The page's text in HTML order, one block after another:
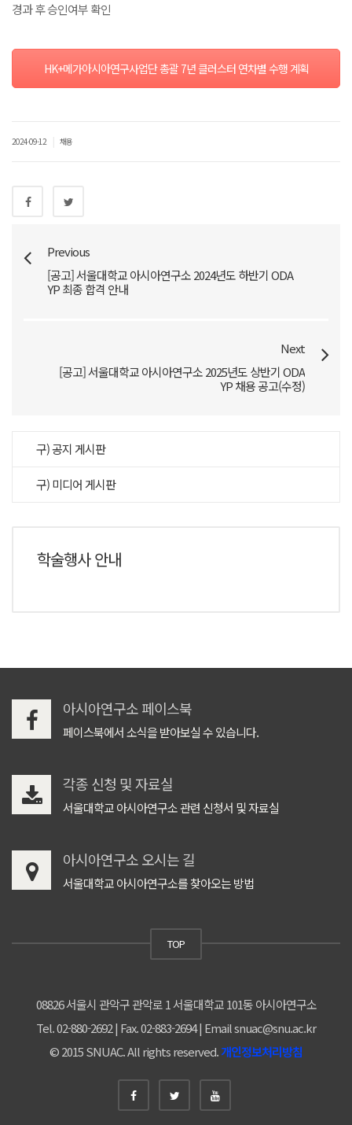
경과 후 승인여부 확인
HK+메가아시아연구사업단 총괄 7년 클러스터 연차별 수행 계획
2024-09-12 채용
Previous
[공고] 서울대학교 아시아연구소 2024년도 하반기 ODA
YP 최종 합격 안내
Next
[공고] 서울대학교 아시아연구소 2025년도 상반기 ODA
YP 채용 공고(수정)
구) 공지 게시판
구) 미디어 게시판
학술행사 안내
아시아연구소 페이스북
페이스북에서 소식을 받아보실 수 있습니다.
각종 신청 및 자료실
서울대학교 아시아연구소 관련 신청서 및 자료실
아시아연구소 오시는 길
서울대학교 아시아연구소를 찾아오는 방법
TOP
08826 서울시 관악구 관악로 1 서울대학교 101동 아시아연구소
Tel. 02-880-2692 | Fax. 02-883-2694 | Email snuac@snu.ac.kr
© 2015 SNUAC. All rights reserved.개인정보처리방침